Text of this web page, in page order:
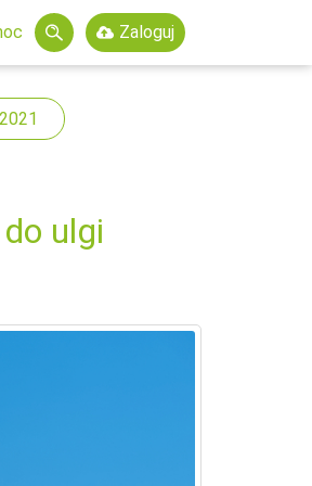
Zaloguj
2021
ulgi